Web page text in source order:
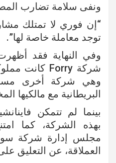
ونفى سلامة تضارب
“إن فوري لا تمتلك
توجد معاملة خاصة لها”.
وفي النهاية فقد
وهي شركة أخرى
البريطانية مع مالكيها
بينما لم تتمكن
بهذه الشركة، كما
مجلس إدارة شركة
العملاقة، عن التعليق